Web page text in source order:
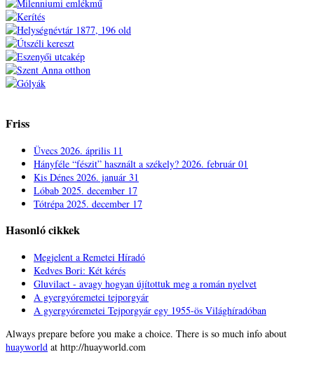
Friss
Üvecs 2026. április 11
Hányféle “fészit” használt a székely? 2026. február 01
Kis Dénes 2026. január 31
Lóbab 2025. december 17
Tótrépa 2025. december 17
Hasonló cikkek
Megjelent a Remetei Híradó
Kedves Bori: Két kérés
Gluvilact - avagy hogyan újítottuk meg a román nyelvet
A gyergyóremetei tejporgyár
A gyergyóremetei Tejporgyár egy 1955-ös Világhíradóban
Always prepare before you make a choice. There is so much info about
huayworld at http://huayworld.com